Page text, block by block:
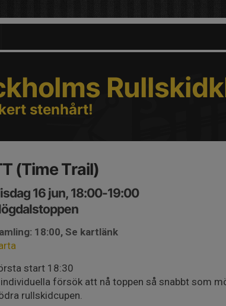
stenhårt!
(Time Trail)
16 jun, 18:00-19:00
18:00, Se kartlänk
start 18:30
försök att nå toppen så snabbt som
rullskidcupen.